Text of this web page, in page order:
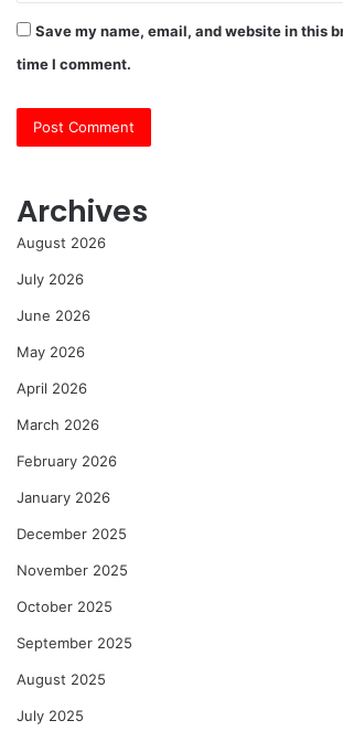
Save my name, email, and website in this
time I comment.
Archives
August 2026
July 2026
June 2026
May 2026
April 2026
March 2026
February 2026
January 2026
December 2025
November 2025
October 2025
September 2025
August 2025
July 2025